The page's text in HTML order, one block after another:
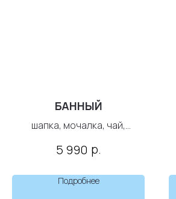
БАННЫЙ
шапка, мочалка, чай,
под кружку
5 990 р.
Подробнее